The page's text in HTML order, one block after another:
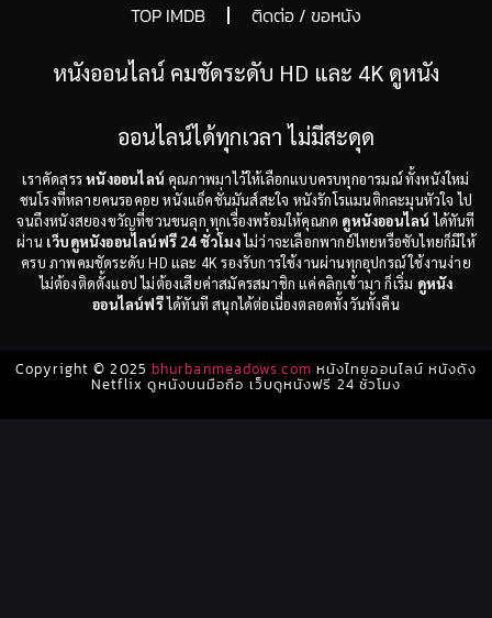
TOP IMDB
ติดต่อ / ขอหนัง
หนังออนไลน์ คมชัดระดับ HD และ 4K ดูหนัง
ออนไลน์ได้ทุกเวลา ไม่มีสะดุด
เราคัดสรรหนังออนไลน์ คุณภาพมาไว้ให้เลือกแบบครบทุกอารมณ์ ทั้งหนังใหม่
ชนโรงที่หลายคนรอคอย หนังแอ็คชั่นมันส์สะใจ หนังรักโรแมนติกละมุนหัวใจ ไป
จนถึงหนังสยองขวัญที่ชวนขนลุก ทุกเรื่องพร้อมให้คุณกด ดูหนังออนไลน์ ได้ทันที
ผ่าน เว็บดูหนังออนไลน์ฟรี 24 ชั่วโมงไม่ว่าจะเลือกพากย์ไทยหรือซับไทยก็มีให้
ครบ ภาพคมชัดระดับ HD และ 4K รองรับการใช้งานผ่านทุกอุปกรณ์ ใช้งานง่าย
ไม่ต้องติดตั้งแอป ไม่ต้องเสียค่าสมัครสมาชิก แค่คลิกเข้ามา ก็เริ่ม ดูหนัง
ออนไลน์ฟรีได้ทันที สนุกได้ต่อเนื่องตลอดทั้งวันทั้งคืน
Copyright © 2025 bhurbanmeadows.com หนังไทยออนไลน์ หนังดัง
Netflix ดูหนังบนมือถือ เว็บดูหนังฟรี 24 ชั่วโมง